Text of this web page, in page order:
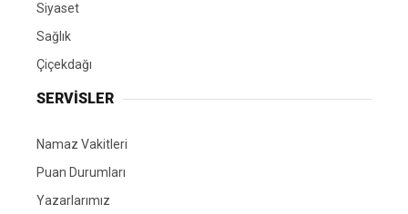
Siyaset
Sağlık
Çiçekdağı
SERVİSLER
Namaz Vakitleri
Puan Durumları
Yazarlarımız